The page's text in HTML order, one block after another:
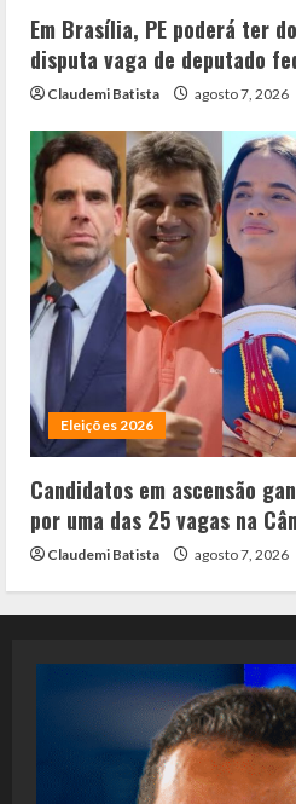
Em Brasília, PE poderá ter
disputa vaga de deputado
Claudemi Batista agosto 7, 2026
Eleições 2026
Candidatos em ascensão
por uma das 25 vagas na
Claudemi Batista agosto 7, 2026